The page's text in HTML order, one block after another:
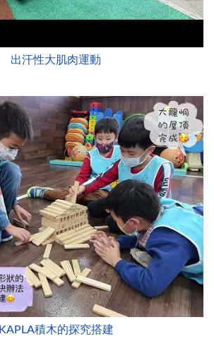
出汗性大肌肉運動
KAPLA積木的探究搭建